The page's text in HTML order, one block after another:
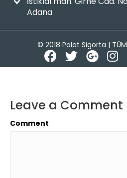
Adana
© 2018 Polat Sigorta | TÜM
Leave a Comment
Comment